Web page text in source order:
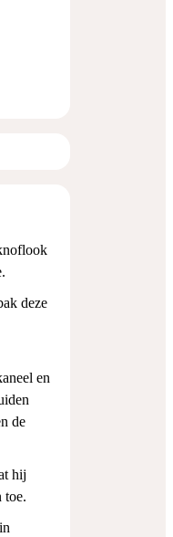
deze
en
de
hij
toe.